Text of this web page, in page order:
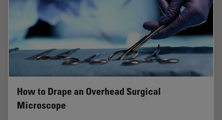
How to Drape an Overhead Surgical
Microscope